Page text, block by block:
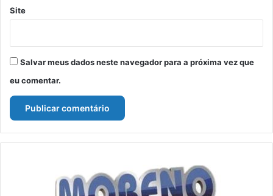
Site
Salvar meus dados neste navegador para a próxima vez que
eu comentar.